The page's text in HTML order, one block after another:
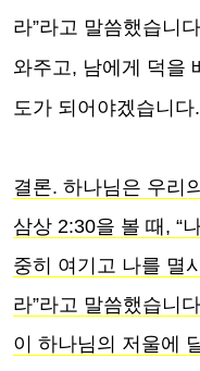
라”라고 말씀했습니
와주고, 남에게 덕을
도가 되어야겠습니다.
결론. 하나님은 우리
삼상 2:30을 볼 때, “
중히 여기고 나를 멸
라”라고 말씀했습니
이 하나님의 저울에